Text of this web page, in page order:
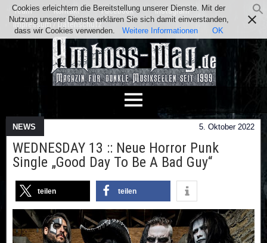
Team Kontakt Facebook
Instagram
Impressum / Datenschutz
NEWS 5. Oktober 2022
WEDNESDAY 13 :: Neue Horror Punk
Single „Good Day To Be A Bad Guy“
teilen teilen
Cookies erleichtern die Bereitstellung unserer Dienste. Mit der
Nutzung unserer Dienste erklären Sie sich damit einverstanden,
dass wir Cookies verwenden.
Weitere Informationen OK